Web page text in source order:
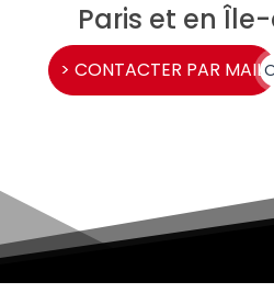
Paris et en
> CONTACTER PAR MAIL